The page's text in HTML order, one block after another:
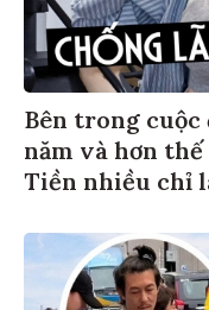
Bên trong cuộc
năm và hơn
Tiền nhiều chỉ